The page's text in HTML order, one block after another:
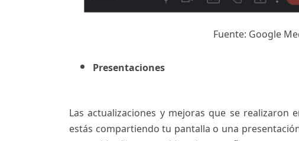
Fuente: Google
Presentaciones
Las actualizaciones y mejoras que se realizaron
estás compartiendo tu pantalla o una